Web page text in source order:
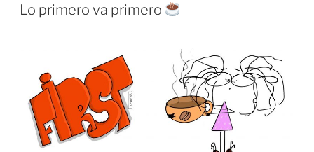
EL
Lo primero va primero